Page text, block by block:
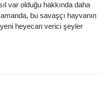
var olduğu hakkında daha
bu savaşçı hayvanın
heyecan verici şeyler